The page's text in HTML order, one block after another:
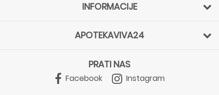
INFORMACIJE
APOTEKAVIVA24
PRATI NAS
Facebook Instagram